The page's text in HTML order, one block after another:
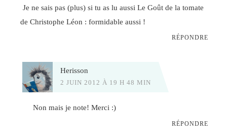
Je ne sais pas (plus) si tu as lu aussi Le Goût de la tomate
de Christophe Léon : formidable aussi !
RÉPONDRE
Herisson
2 JUIN 2012 À 19 H 48 MIN
Non mais je note! Merci :)
RÉPONDRE